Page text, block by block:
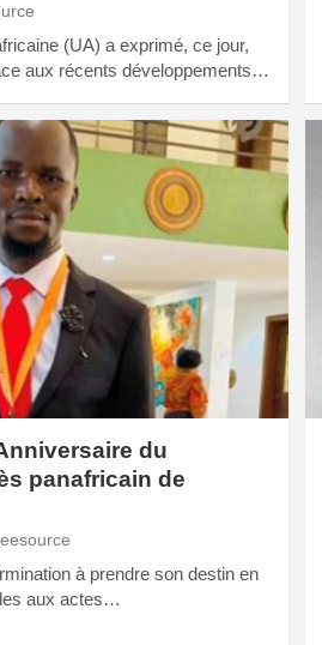
(UA) a exprimé, ce jour,
aux récents développements…
du
panafricain de
à prendre son destin en
aux actes…